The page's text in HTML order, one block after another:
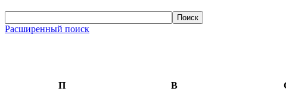
Расширенный поиск
П В